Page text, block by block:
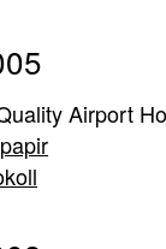
Airport